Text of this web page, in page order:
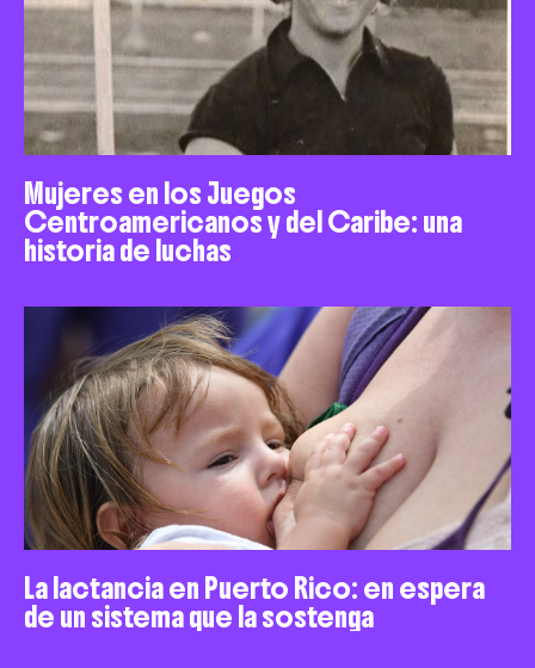
Mujeres en los Juegos
Centroamericanos y del Caribe: una
historia de luchas
La lactancia en Puerto Rico: en espera
de un sistema que la sostenga